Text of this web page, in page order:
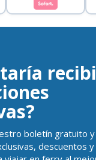
boletín gratuito
descuentos